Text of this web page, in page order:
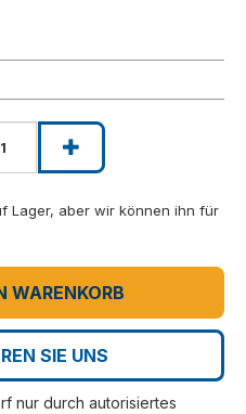
Lager, aber wir können ihn für
WARENKORB
SIE UNS
nur durch autorisiertes